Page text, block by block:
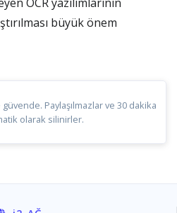
büyük önem
Paylaşılmazlar ve 30 dakika
olarak silinirler.